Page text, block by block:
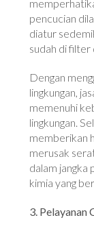
pencucian
diatur
sudah di filter
Dengan
lingkungan,
memenuhi
lingkungan.
memberikan
merusak
dalam jangka
kimia yang
3. Pelayanan